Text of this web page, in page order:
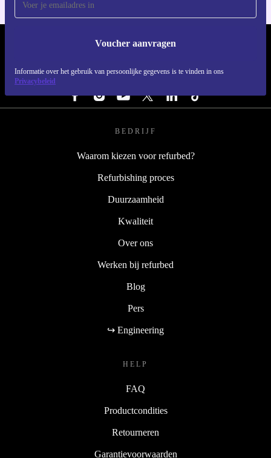
Voucher aanvragen
Informatie over het gebruik van persoonlijke gegevens is te vinden in ons
Privacybeleid
REFURBED NEDERLAND - RETHINK NEW.
VOLG ONS
BEDRIJF
Waarom kiezen voor refurbed?
Refurbishing proces
Duurzaamheid
Kwaliteit
Over ons
Werken bij refurbed
Blog
Pers
↪ Engineering
HELP
FAQ
Productcondities
Retourneren
Garantievoorwaarden